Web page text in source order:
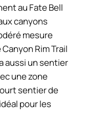
au Fate Bell
canyons
mesure
Rim Trail
aussi un sentier
une zone
sentier de
pour les